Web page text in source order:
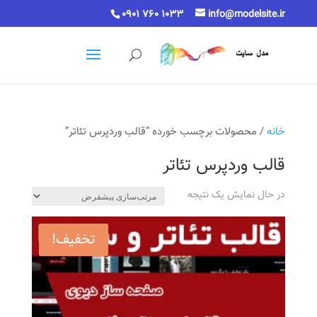
0901 760 1033 info@modelsite.ir
خانه/ محصولات برچسب خورده “قالب وردپرس تئاتر”
قالب وردپرس تئاتر
در حال نمایش یک نتیجه
تخفیف!